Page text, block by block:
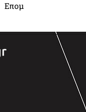
Επομ